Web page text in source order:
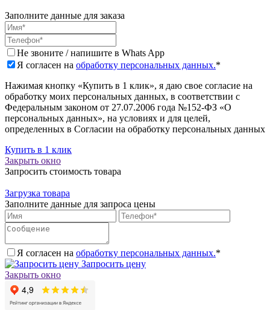
Заполните данные для заказа
Не звоните / напишите в Whats App
Я согласен на обработку персональных данных.*
Нажимая кнопку «Купить в 1 клик», я даю свое согласие на
обработку моих персональных данных, в соответствии с
Федеральным законом от 27.07.2006 года №152-ФЗ «О
персональных данных», на условиях и для целей,
определенных в Согласии на обработку персональных данных
Купить в 1 клик
Закрыть окно
Запросить стоимость товара
Загрузка товара
Заполните данные для запроса цены
Я согласен на обработку персональных данных.*
Запросить цену
Закрыть окно